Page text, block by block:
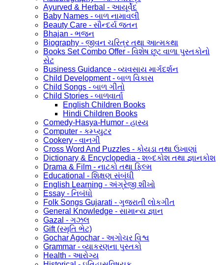
Ayurved & Herbal - આયૂર્વેદ
Baby Names - બાળ નામાવલી
Beauty Care - સૌન્દર્ય જતન
Bhajan - ભજન
Biography - જીવન ચરિત્ર તથા આત્મકથા
Books Set Combo Offer - વિશેષ છૂટ વાળા પુસ્તકોનો
સેટ
Business Guidance - વ્યવસાય માર્ગદર્શન
Child Development - બાળ વિકાસ
Child Songs - બાળ ગીતો
Child Stories - બાળવાર્તા
English Children Books
Hindi Children Books
Comedy-Hasya-Humor - હાસ્ય
Computer - કમ્પ્યુટર
Cookery - વાનગી
Cross Word And Puzzles - કોયડા તથા ઉખાણાં
Dictionary & Encyclopedia - શબ્દકોશ તથા જ્ઞાનકોશ
Drama & Film - નાટકો તથા ફિલ્મ
Educational - શિક્ષણ સંબંધી
English Learning - અંગ્રેજી શીખો
Essay - નિબંધો
Folk Songs Gujarati - ગુજરાતી લોકગીત
General Knowledge - સામાન્ય જ્ઞાન
Gazal - ગઝલ
Gift (સ્મૃતિ ભેટ)
Gochar Agochar - અગોચર વિશ્વ
Grammar - વ્યાકરણના પુસ્તકો
Health - આરોગ્ય